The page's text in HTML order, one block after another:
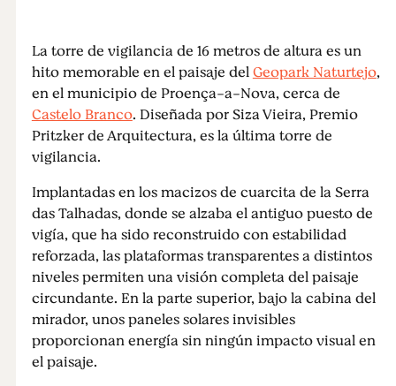
La torre de vigilancia de 16 metros de altura es un
hito memorable en el paisaje delGeopark Naturtejo,
en el municipio de Proença-a-Nova, cerca de
Castelo Branco. Diseñada por Siza Vieira, Premio
Pritzker de Arquitectura, es la última torre de
vigilancia.
Implantadas en los macizos de cuarcita de la Serra
das Talhadas, donde se alzaba el antiguo puesto de
vigía, que ha sido reconstruido con estabilidad
reforzada, las plataformas transparentes a distintos
niveles permiten una visión completa del paisaje
circundante. En la parte superior, bajo la cabina del
mirador, unos paneles solares invisibles
proporcionan energía sin ningún impacto visual en
el paisaje.